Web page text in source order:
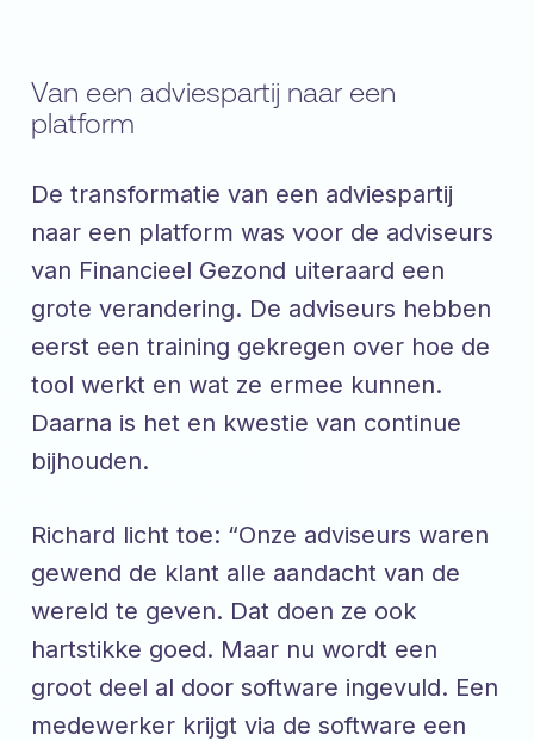
Van een adviespartij naar een
platform
De transformatie van een adviespartij
naar een platform was voor de adviseurs
van Financieel Gezond uiteraard een
grote verandering. De adviseurs hebben
eerst een training gekregen over hoe de
tool werkt en wat ze ermee kunnen.
Daarna is het en kwestie van continue
bijhouden.
Richard licht toe: “Onze adviseurs waren
gewend de klant alle aandacht van de
wereld te geven. Dat doen ze ook
hartstikke goed. Maar nu wordt een
groot deel al door software ingevuld. Een
medewerker krijgt via de software een